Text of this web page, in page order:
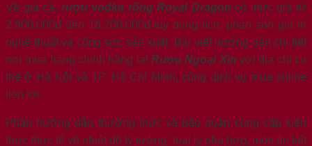
Về giá cả, rượu vodka rồng Royal Dragon có mức giá từ
2.900.000đ đến 16.200.000đ tùy dung tích, phản ánh giá trị
nghệ thuật và công sức sản xuất. Bài viết hướng dẫn chi tiết
nơi mua hàng chính hãng tại Rượu Ngoại Xịn với địa chỉ cụ
thể ở Hà Nội và TP. Hồ Chí Minh, cùng dịch vụ mua online
tiện lợi.
Phần hướng dẫn thưởng thức và bảo quản cung cấp kiến
thức thực tế về nhiệt độ lý tưởng, loại ly phù hợp, món ăn kết